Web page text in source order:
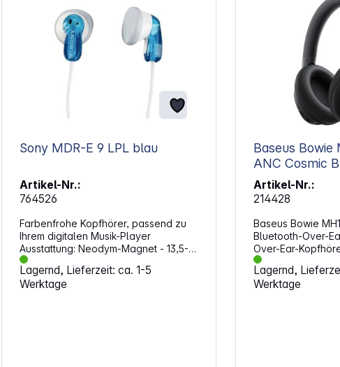
Sony MDR-E 9 LPL blau
Artikel-Nr.:
764526
Farbenfrohe Kopfhörer, passend zu
Ihrem digitalen Musik-Player
Ausstattung: Neodym-Magnet - 13,5-
mm-Treibereinheit für kraftvolle
Bassklänge Passend zu einem Musik-
Player - Verwenden Sie Ihre
Lagernd, Lieferzeit: ca. 1-5
Werktage
Baseus Bowie
ANC
Artikel-Nr.:
214428
Baseus Bowie
Bluetooth-Over-
Over-Ear-
detailreichen
Cancelling
deutlich, sodass
Lagernd,
Werktage